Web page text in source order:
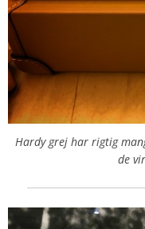
Hardy grej har rigtig
de